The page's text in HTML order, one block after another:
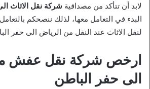
لابد أن تتأكد من مصداقية شركة نقل الاثاث
البدء في التعامل معها، لذلك ننصحكم
لنقل الاثاث عند النقل من الرياض الى حفر
ارخص شركة نقل عفش
الى حفر الباطن